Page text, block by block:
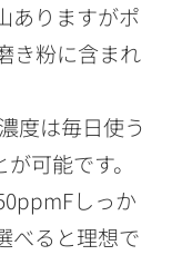
ありますがポ
き粉に含まれ
度は毎日使う
可能です。
しっか
べると理想で